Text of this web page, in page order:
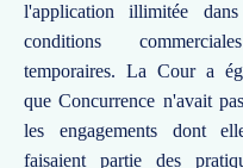
l'application illimitée
conditions
temporaires. La Cour a
que Concurrence n'avait
les engagements dont
faisaient partie des